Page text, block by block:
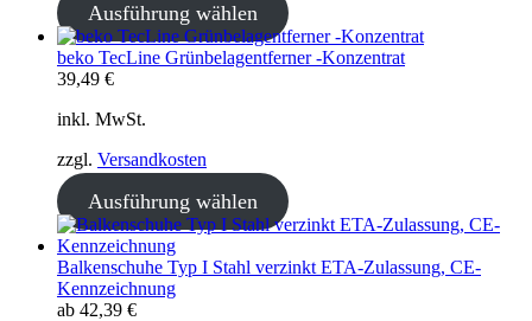
Ausführung wählen
beko TecLine Grünbelagentferner -Konzentrat
39,49 €
inkl. MwSt.
zzgl. Versandkosten
Ausführung wählen
Balkenschuhe Typ I Stahl verzinkt ETA-Zulassung, CE-
Kennzeichnung
ab 42,39 €